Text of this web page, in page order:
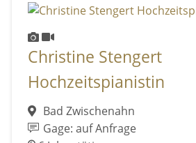
Christine Stengert
Hochzeitspianistin
Bad Zwischenahn
Gage: auf Anfrage